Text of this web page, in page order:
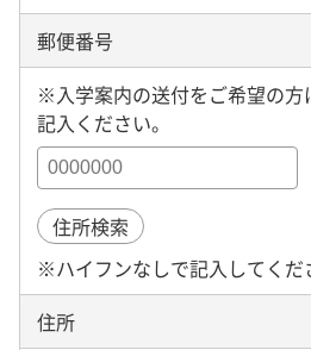
郵便番号
※入学案内の送付をご希望の方
記入ください。
住所検索
※ハイフンなしで記入してくだ
住所